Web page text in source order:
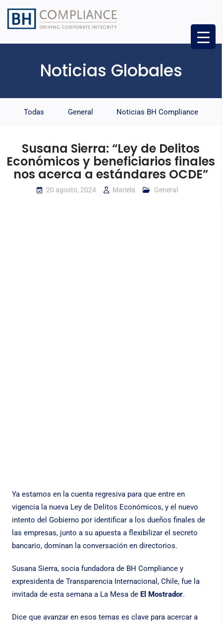
Noticias Globales
Todas General Noticias BH Compliance
Susana Sierra: “Ley de Delitos
Económicos y beneficiarios finales
nos acerca a estándares OCDE”
20 agosto, 2024 Mariela General
Ya estamos en la cuenta regresiva para que entre en
vigencia la nueva Ley de Delitos Económicos, y el nuevo
intento del Gobierno por identificar a los dueños finales de
las empresas, junto a su apuesta a flexibilizar el secreto
bancario, dominan la conversación en directorios.
Susana Sierra, socia fundadora de BH Compliance y
expresidenta de Transparencia Internacional, Chile, fue la
invitada de esta semana a La Mesa de El Mostrador.
Dice que avanzar en esos temas es clave para acercar a